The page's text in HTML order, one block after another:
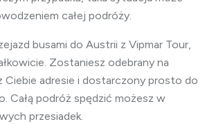
całej podróży.
busami do Austrii z Vipmar Tour,
Zostaniesz odebrany na
Ciebie adresie i dostarczony prosto do
Całą podróż spędzić możesz w
przesiadek.